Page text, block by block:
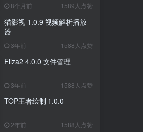
8个月前 1589人点赞
猫影视 1.0.9 视频解析播放
器
3年前 1588人点赞
Filza2 4.0.0 文件管理
3年前 1588人点赞
TOP王者绘制 1.0.0
2年前 1588人点赞